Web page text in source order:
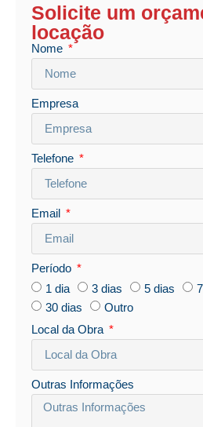
Solicite um
locação
Nome
Empresa
Telefone
Email
Período
1 dia
3 dias 5 dias
30 dias
Outro
Local da Obra
Outras Informações